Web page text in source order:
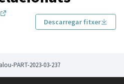
(Enllaç extern)Descarregar fitxer
PART-2023-03-237